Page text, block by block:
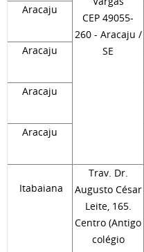
CEP 49055-
260 - Aracaju /
SE
Aracaju
Aracaju
Aracaju
Aracaju
Itabaiana
Trav. Dr.
Augusto César
Leite, 165.
Centro (Antigo
colégio